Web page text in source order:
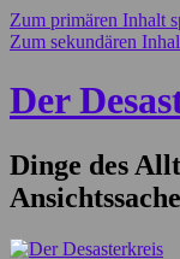
Zum primären Inhalt
Zum sekundären
Der
Dinge des